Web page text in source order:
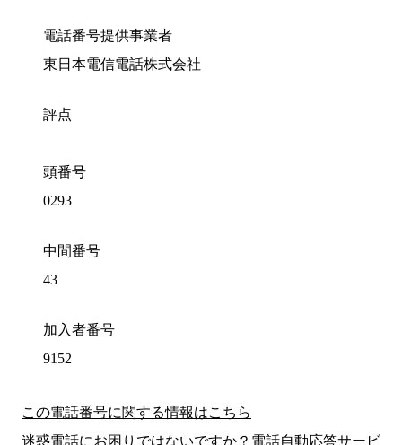
電話番号提供事業者
東日本電信電話株式会社
評点
頭番号
0293
中間番号
43
加入者番号
9152
この電話番号に関する情報はこちら
迷惑電話にお困りではないですか？電話自動応答サービ